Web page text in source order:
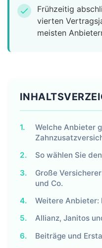
check
Frühzeitig
vierten
meisten
1.
Welche Anbieter
2.
So wählen Sie
3.
Große
und Co.
4.
Weitere Anbieter:
5.
Allianz, Janitos
6.
Beiträge und